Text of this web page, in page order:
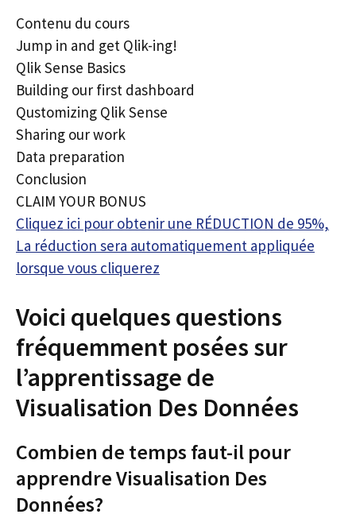
Contenu du cours
Jump in and get Qlik-ing!
Qlik Sense Basics
Building our first dashboard
Qustomizing Qlik Sense
Sharing our work
Data preparation
Conclusion
CLAIM YOUR BONUS
Cliquez ici pour obtenir une RÉDUCTION de 95%,
La réduction sera automatiquement appliquée
lorsque vous cliquerez
Voici quelques questions
fréquemment posées sur
l’apprentissage de
Visualisation Des Données
Combien de temps faut-il pour
apprendre Visualisation Des
Données?